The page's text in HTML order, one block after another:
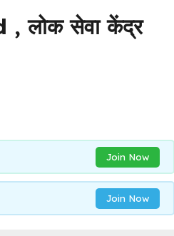
लोक सेवा केंद्र
Join Now
Join Now